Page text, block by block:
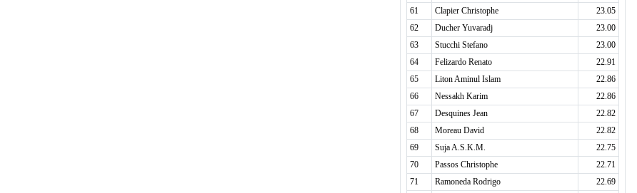
61
Clapier Christophe
23.05
62
Ducher Yuvaradj
23.00
63
Stucchi Stefano
23.00
64
Felizardo Renato
22.91
65
Liton Aminul Islam
22.86
66
Nessakh Karim
22.86
67
Desquines Jean
22.82
68
Moreau David
22.82
69
Suja A.S.K.M.
22.75
70
Passos Christophe
22.71
71
Ramoneda Rodrigo
22.69